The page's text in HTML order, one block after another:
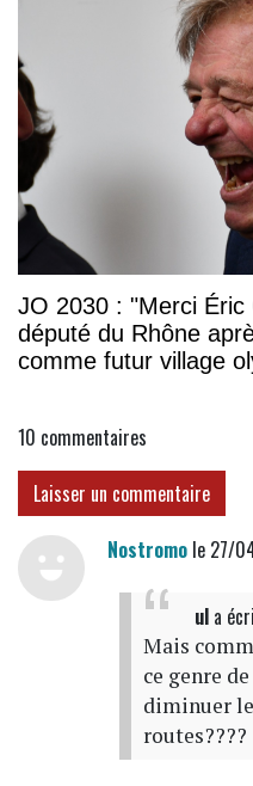
JO 2030 : "Merci Éric
député du Rhône
comme futur village
10 commentaires
Laisser un commentaire
Nostromole 27/
ula
Mais
ce genre
diminuer
routes????